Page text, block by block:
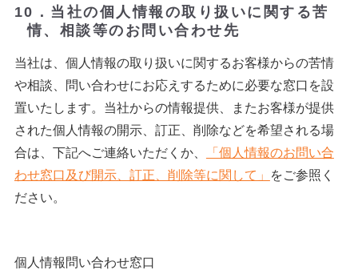
10．当社の個人情報の取り扱いに関する苦
情、相談等のお問い合わせ先
当社は、個人情報の取り扱いに関するお客様からの苦情
や相談、問い合わせにお応えするために必要な窓口を設
置いたします。当社からの情報提供、またお客様が提供
された個人情報の開示、訂正、削除などを希望される場
合は、下記へご連絡いただくか、
「個人情報のお問い合
わせ窓口及び開示、訂正、削除等に関して」
をご参照く
ださい。
個人情報問い合わせ窓口